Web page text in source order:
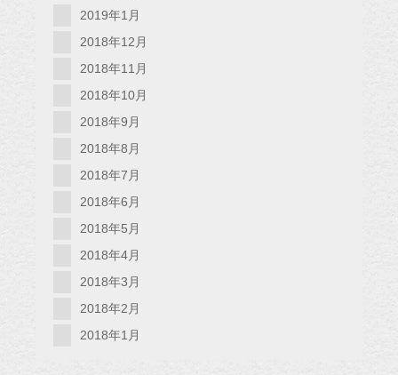
2019年1月
2018年12月
2018年11月
2018年10月
2018年9月
2018年8月
2018年7月
2018年6月
2018年5月
2018年4月
2018年3月
2018年2月
2018年1月